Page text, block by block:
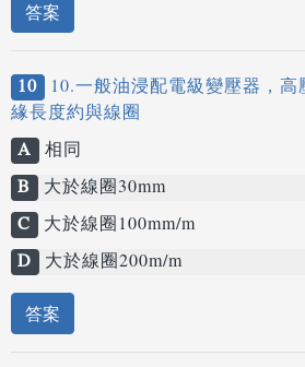
答案
10 10.一般油浸配電級變壓器，
緣長度約與線圈
A 相同
B
大於線圈30mm
C 大於線圈100mm/m
D 大於線圈200m/m
答案